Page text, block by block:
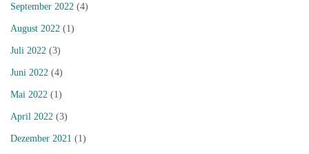
September 2022 (4)
August 2022 (1)
Juli 2022 (3)
Juni 2022 (4)
Mai 2022 (1)
April 2022 (3)
Dezember 2021 (1)